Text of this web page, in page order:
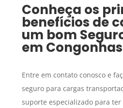
Conheça os
benefícios de
um bom
em
Entre em contato conosco e
seguro para cargas
suporte especializado para